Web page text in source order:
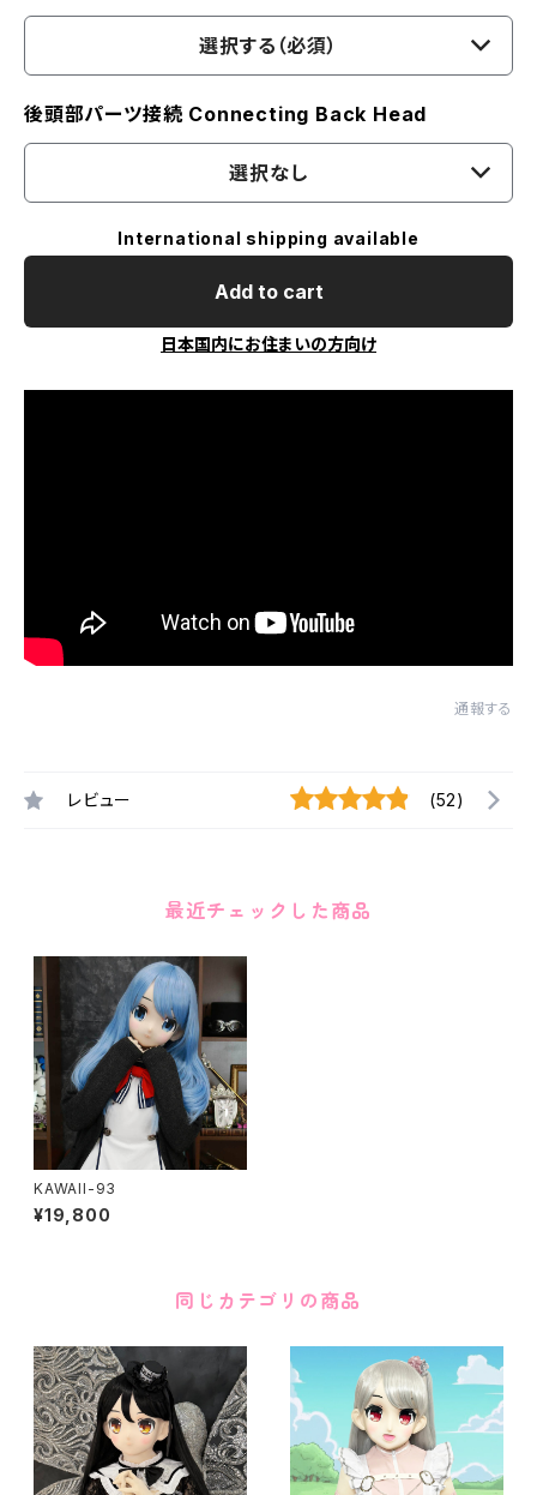
選択する（必須）
後頭部パーツ接続 Connecting Back Head
選択なし
International shipping available
Add to cart
日本国内にお住まいの方向け
通報する
レビュー (52)
最近チェックした商品
KAWAII-93
¥19,800
同じカテゴリの商品